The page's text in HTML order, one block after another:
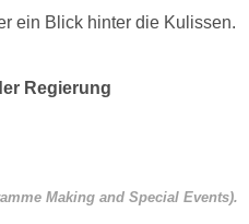
ein Blick hinter die Kulissen.
Regierung
Making and Special Events).